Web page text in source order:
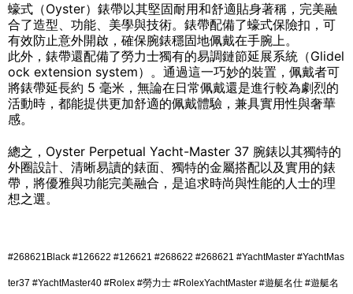
蠔式（Oyster）錶帶以其堅固耐用和舒適貼身著稱，完美融
合了造型、功能、美學與技術。錶帶配備了蠔式保險扣，可
有效防止意外開啟，確保腕錶穩固地佩戴在手腕上。
此外，錶帶還配備了勞力士獨有的易調鏈節延展系統（Glidel
ock extension system）。通過這一巧妙的裝置，佩戴者可
將錶帶延長約 5 毫米，無論在日常佩戴還是進行較為劇烈的
活動時，都能提供更加舒適的佩戴體驗，兼具實用性與奢華
感。
總之，Oyster Perpetual Yacht-Master 37 腕錶以其獨特的
外圈設計、清晰易讀的錶面、獨特的金屬搭配以及實用的錶
帶，將優雅與功能完美融合，是追求時尚與性能的人士的理
想之選。
#268621Black #126622 #126621 #268622 #268621 #YachtMaster #YachtMas
ter37 #YachtMaster40 #Rolex #勞力士 #RolexYachtMaster #遊艇名仕 #遊艇名